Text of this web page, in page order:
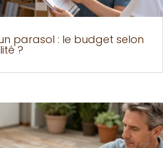
parasol : le budget selon
?